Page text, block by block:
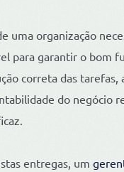
uma organização
para garantir o bom
correta das tarefas,
do negócio
entregas, um